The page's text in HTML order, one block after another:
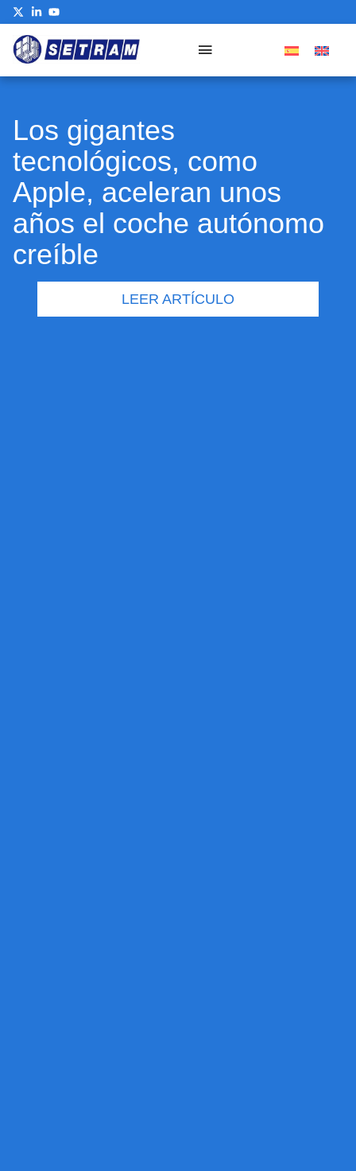
Los gigantes
tecnológicos, como
Apple, aceleran unos
años el coche autónomo
creíble
LEER ARTÍCULO